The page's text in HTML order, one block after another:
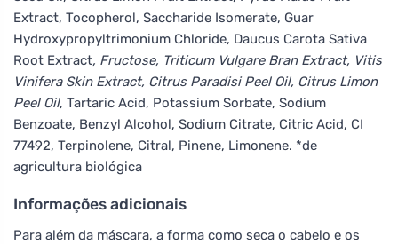
Extract, Tocopherol, Saccharide Isomerate, Guar
Hydroxypropyltrimonium Chloride, Daucus Carota Sativa
Root Extract, Fructose, Triticum Vulgare Bran Extract, Vitis
Vinifera Skin Extract, Citrus Paradisi Peel Oil, Citrus Limon
Peel Oil, Tartaric Acid, Potassium Sorbate, Sodium
Benzoate, Benzyl Alcohol, Sodium Citrate, Citric Acid, CI
77492, Terpinolene, Citral, Pinene, Limonene. *de
agricultura biológica
Informações adicionais
Para além da máscara, a forma como seca o cabelo e os